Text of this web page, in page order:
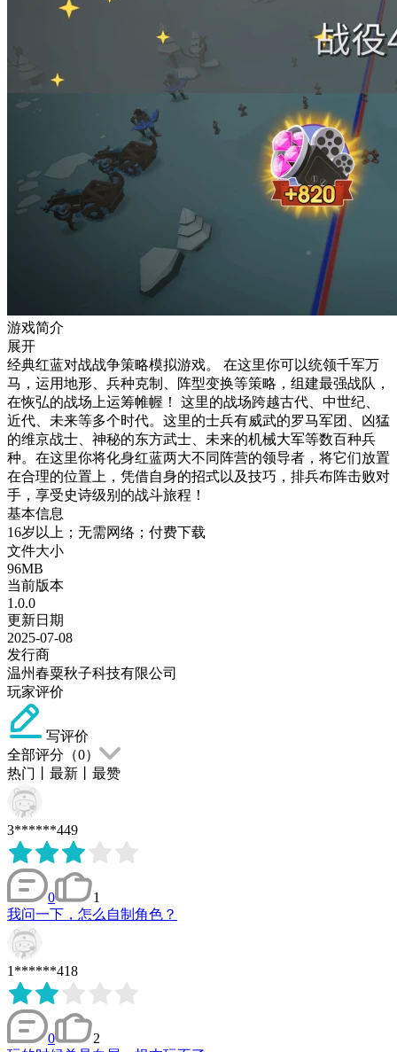
游戏简介
展开
经典红蓝对战战争策略模拟游戏。 在这里你可以统领千军万
马，运用地形、兵种克制、阵型变换等策略，组建最强战队，
在恢弘的战场上运筹帷幄！ 这里的战场跨越古代、中世纪、
近代、未来等多个时代。这里的士兵有威武的罗马军团、凶猛
的维京战士、神秘的东方武士、未来的机械大军等数百种兵
种。在这里你将化身红蓝两大不同阵营的领导者，将它们放置
在合理的位置上，凭借自身的招式以及技巧，排兵布阵击败对
手，享受史诗级别的战斗旅程！
基本信息
16岁以上；无需网络；付费下载
文件大小
96MB
当前版本
1.0.0
更新日期
2025-07-08
发行商
温州春粟秋子科技有限公司
玩家评价
写评价
全部评分（0）
热门
最新 最赞
3******449
0
1
我问一下，怎么自制角色？
1******418
0
2